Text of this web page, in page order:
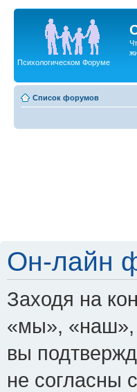
Психологическом Форуме
Список форумов
Он-лайн
Заходя на
«мы», «наш»,
вы
не согласны